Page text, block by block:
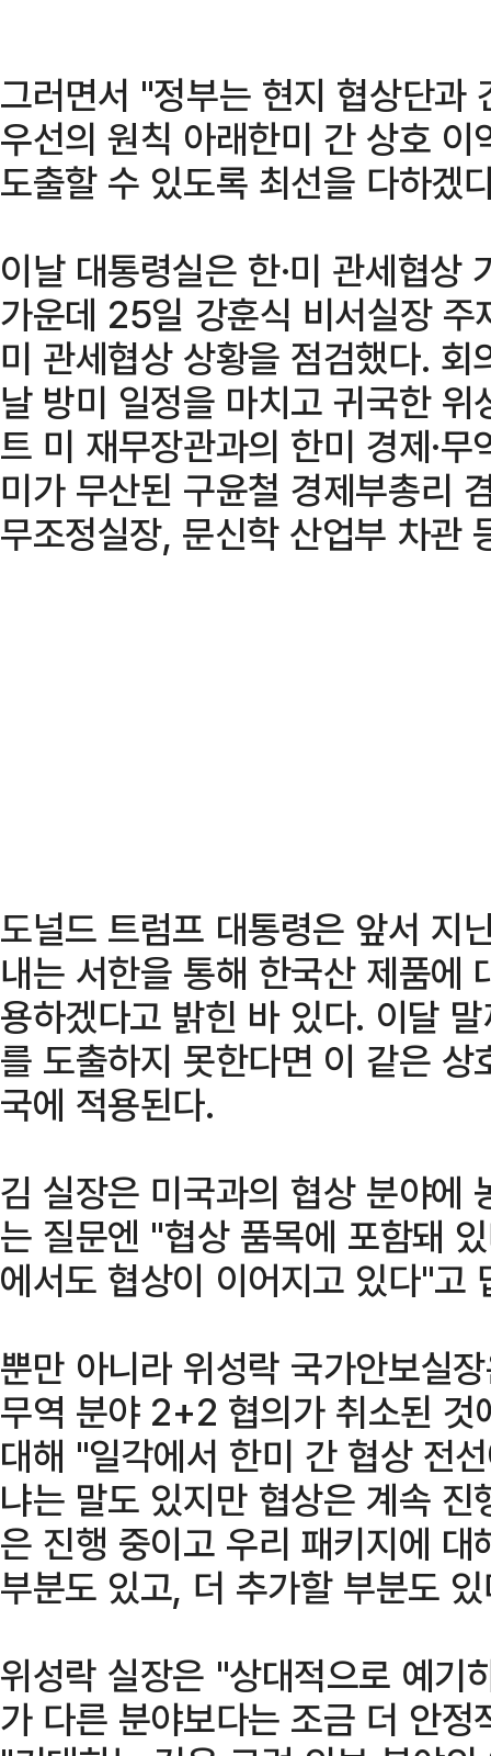
그러면서 "정부는 현지 협상단과
우선의 원칙 아래한미 간 상호
도출할 수 있도록 최선을 다하겠
이날 대통령실은 한·미 관세협상
가운데 25일 강훈식 비서실장 주
미 관세협상 상황을 점검했다.
날 방미 일정을 마치고 귀국한
트 미 재무장관과의 한미 경제·
미가 무산된 구윤철 경제부총리
무조정실장, 문신학 산업부 차관
도널드 트럼프 대통령은 앞서 지
내는 서한을 통해 한국산 제품
용하겠다고 밝힌 바 있다. 이달
를 도출하지 못한다면 이 같은
국에 적용된다.
김 실장은 미국과의 협상 분야에
는 질문엔 "협상 품목에 포함돼
에서도 협상이 이어지고 있다"고
뿐만 아니라 위성락 국가안보실
무역 분야 2+2 협의가 취소된 것
대해 "일각에서 한미 간 협상 전
냐는 말도 있지만 협상은 계속
은 진행 중이고 우리 패키지에
부분도 있고, 더 추가할 부분도
위성락 실장은 "상대적으로 예기
가 다른 분야보다는 조금 더 안